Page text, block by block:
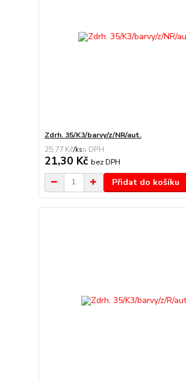
Zdrh. 35/K3/barvy/z/NR/aut.
25,77 Kč/ks
21,30 Kč bez DPH
Přidat do košíku